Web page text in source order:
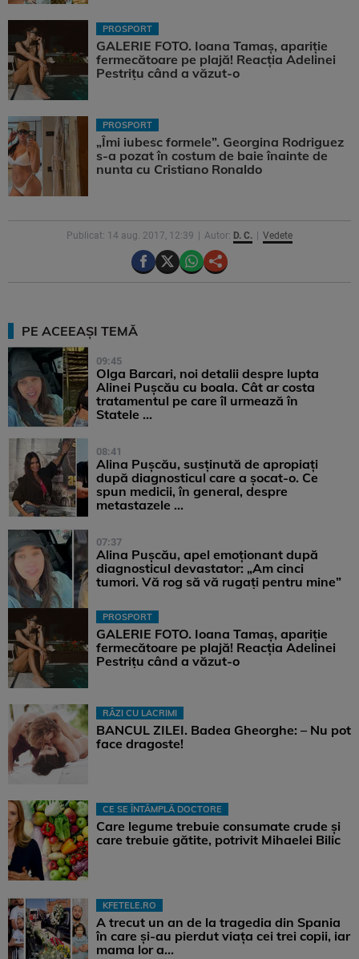
PROSPORT
GALERIE FOTO. Ioana Tamaş, apariție
fermecătoare pe plajă! Reacția Adelinei
Pestrițu când a văzut-o
PROSPORT
„Îmi iubesc formele”. Georgina Rodriguez
s-a pozat în costum de baie înainte de
nunta cu Cristiano Ronaldo
Publicat: 14 aug. 2017, 12:39 Autor: D. C. Vedete
PE ACEEAȘI TEMĂ
09:45
Olga Barcari, noi detalii despre lupta
Alinei Pușcău cu boala. Cât ar costa
tratamentul pe care îl urmează în
Statele ...
08:41
Alina Pușcău, susținută de apropiați
după diagnosticul care a șocat-o. Ce
spun medicii, în general, despre
metastazele ...
07:37
Alina Pușcău, apel emoționant după
diagnosticul devastator: „Am cinci
tumori. Vă rog să vă rugați pentru mine”
PROSPORT
GALERIE FOTO. Ioana Tamaş, apariție
fermecătoare pe plajă! Reacția Adelinei
Pestrițu când a văzut-o
RÂZI CU LACRIMI
BANCUL ZILEI. Badea Gheorghe: – Nu pot
face dragoste!
CE SE ÎNTÂMPLĂ DOCTORE
Care legume trebuie consumate crude și
care trebuie gătite, potrivit Mihaelei Bilic
KFETELE.RO
A trecut un an de la tragedia din Spania
în care și-au pierdut viața cei trei copii, iar
mama lor a…